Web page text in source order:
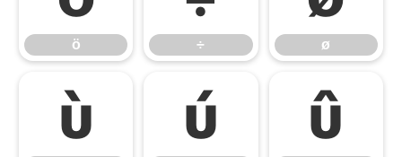
ö ÷ ø
ù ú û